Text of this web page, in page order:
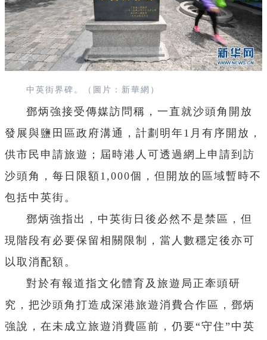
中英街界碑。（圖片：新華網）
鄧炳強接受傳媒訪問稱，一直就沙頭角開放
發展與鹽田區政府溝通，計劃明年1月有序開放，
供市民申請旅遊；屆時港人可透過網上申請到訪
沙頭角，每日限額1,000個，但開放的區域暫時不
包括中英街。
鄧炳強指出，中英街日後必然不是禁區，但
現階段有必要保留相關限制，當人數穩定後亦可
以取消配額。
對於有報道指文化體育及旅遊局正牽頭研
究，把沙頭角打造成深港旅遊消費合作區，鄧炳
強說，在未成立旅遊消費區前，仍要“守住”中英